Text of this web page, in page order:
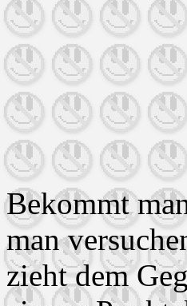
Bekommt
man
zieht dem